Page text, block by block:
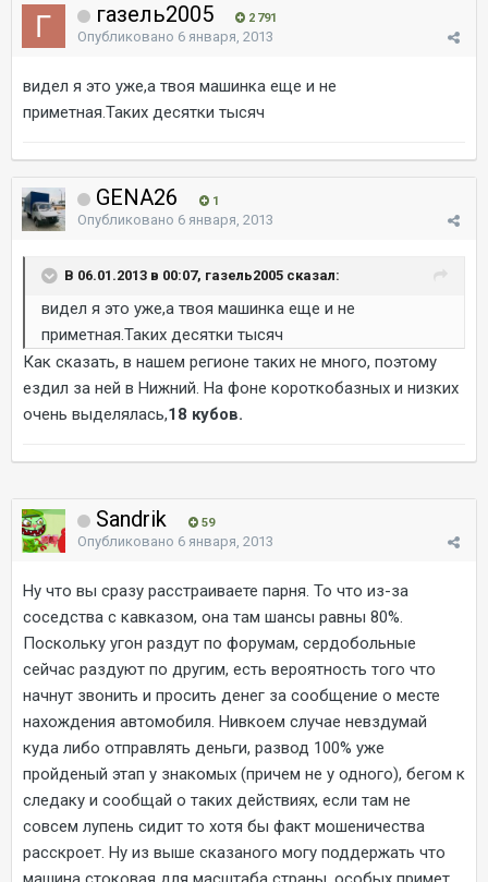
газель2005 2 791
Опубликовано 6 января, 2013
видел я это уже,а твоя машинка еще и не
приметная.Таких десятки тысяч
GENA26 1
Опубликовано 6 января, 2013
В 06.01.2013 в 00:07, газель2005 сказал:
видел я это уже,а твоя машинка еще и не
приметная.Таких десятки тысяч
Как сказать, в нашем регионе таких не много, поэтому
ездил за ней в Нижний. На фоне короткобазных и низких
очень выделялась,18 кубов.
Sandrik 59
Опубликовано 6 января, 2013
Ну что вы сразу расстраиваете парня. То что из-за
соседства с кавказом, она там шансы равны 80%.
Поскольку угон раздут по форумам, сердобольные
сейчас раздуют по другим, есть вероятность того что
начнут звонить и просить денег за сообщение о месте
нахождения автомобиля. Нивкоем случае невздумай
куда либо отправлять деньги, развод 100% уже
пройденый этап у знакомых (причем не у одного), бегом к
следаку и сообщай о таких действиях, если там не
совсем лупень сидит то хотя бы факт мошеничества
расскроет. Ну из выше сказаного могу поддержать что